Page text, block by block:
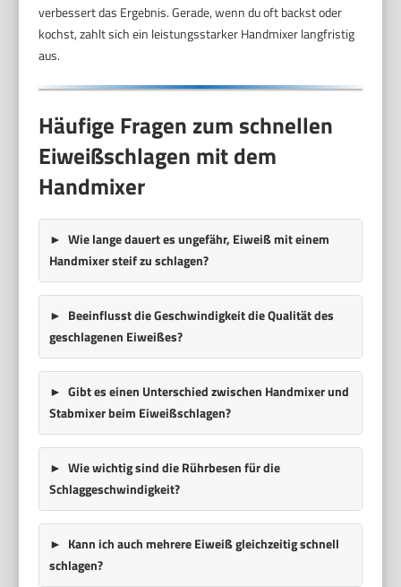
verbessert das Ergebnis. Gerade, wenn du oft backst oder
kochst, zahlt sich ein leistungsstarker Handmixer langfristig
aus.
Häufige Fragen zum schnellen
Eiweißschlagen mit dem
Handmixer
Wie lange dauert es ungefähr, Eiweiß mit einem
Handmixer steif zu schlagen?
Beeinflusst die Geschwindigkeit die Qualität des
geschlagenen Eiweißes?
Gibt es einen Unterschied zwischen Handmixer und
Stabmixer beim Eiweißschlagen?
Wie wichtig sind die Rührbesen für die
Schlaggeschwindigkeit?
Kann ich auch mehrere Eiweiß gleichzeitig schnell
schlagen?